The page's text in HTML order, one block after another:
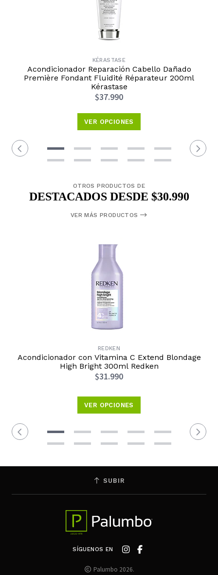
KÉRASTASE
Acondicionador Reparación Cabello Dañado
Première Fondant Fluidité Réparateur 200ml
Kérastase
$37.990
VER OPCIONES
OTROS PRODUCTOS DE
DESTACADOS DESDE $30.990
VER MÁS PRODUCTOS
REDKEN
Acondicionador con Vitamina C Extend Blondage
High Bright 300ml Redken
$31.990
VER OPCIONES
SUBIR
SÍGUENOS EN
Palumbo 2026.